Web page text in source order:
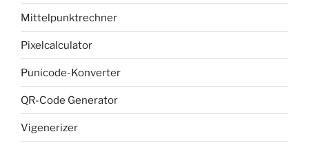
Mittelpunktrechner
Pixelcalculator
Punicode-Konverter
QR-Code Generator
Vigenerizer